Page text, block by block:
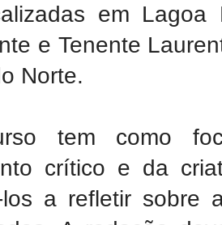
em
e Tenente
Norte.
tem como
crítico e da
los a refletir sobre